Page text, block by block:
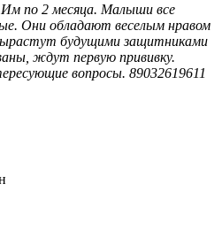
по 2 месяца. Малыши все
Они обладают веселым нравом
будущими защитниками
ждут первую прививку.
вопросы. 89032619611